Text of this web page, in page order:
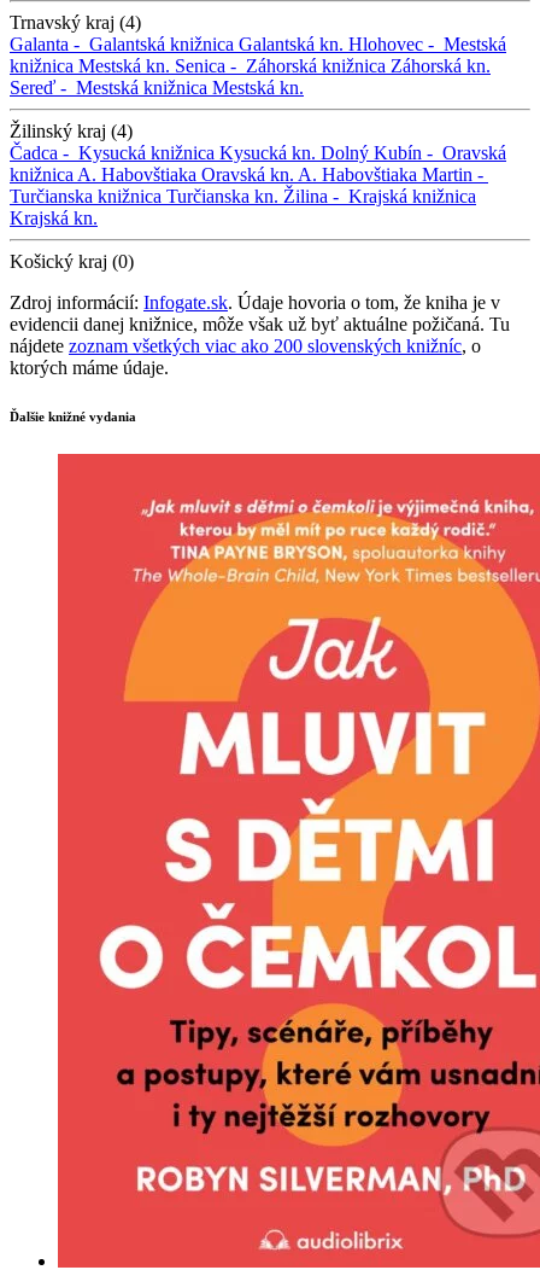
Trnavský kraj (4)
Galanta - Galantská knižnica Galantská kn. Hlohovec - Mestská
knižnica Mestská kn. Senica - Záhorská knižnica Záhorská kn.
Sereď - Mestská knižnica Mestská kn.
Žilinský kraj (4)
Čadca - Kysucká knižnica Kysucká kn. Dolný Kubín - Oravská
knižnica A. Habovštiaka Oravská kn. A. Habovštiaka Martin -
Turčianska knižnica Turčianska kn. Žilina - Krajská knižnica
Krajská kn.
Košický kraj (0)
Zdroj informácií: Infogate.sk. Údaje hovoria o tom, že kniha je v
evidencii danej knižnice, môže však už byť aktuálne požičaná. Tu
nájdete zoznam všetkých viac ako 200 slovenských knižníc, o
ktorých máme údaje.
Ďalšie knižné vydania